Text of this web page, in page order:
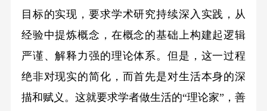
目标的实现，要求学术研究持续深入实践，从
经验中提炼概念，在概念的基础上构建起逻辑
严谨、解释力强的理论体系。但是，这一过程
绝非对现实的简化，而首先是对生活本身的深
描和赋义。这就要求学者做生活的“理论家”，善